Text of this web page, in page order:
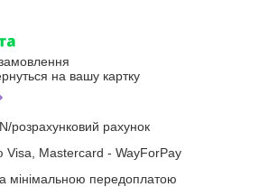
на вашу картку
розрахунковий рахунок
Visa, Mastercard - WayForPay
мінімальною передоплатою